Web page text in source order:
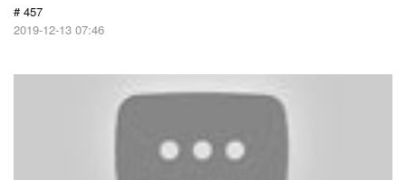
# 457
2019-12-13 07:46